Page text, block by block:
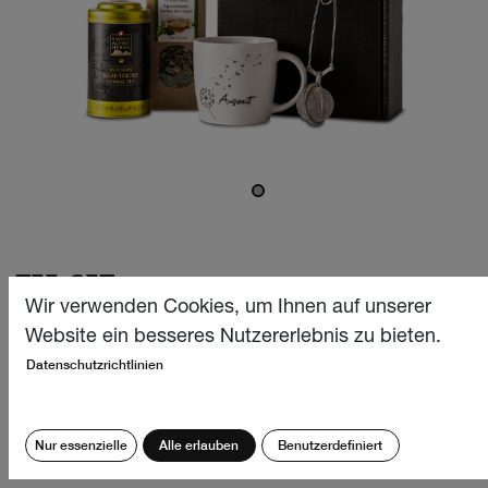
TEE-SET
Für die wahren Liebhaber des Offentees haben wir ein
Klassiker aus unserem Sortiment.
CHF32.90
Wir verwenden Cookies, um Ihnen auf unserer
Website ein besseres Nutzererlebnis zu bieten.
Datenschutzrichtlinien
Nur essenzielle Alle erlauben Benutzerdefiniert